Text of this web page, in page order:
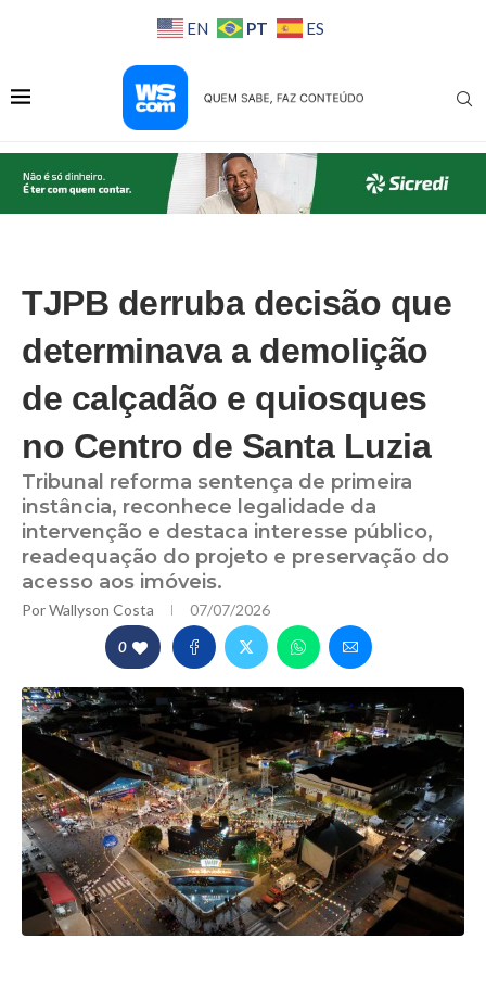
EN PT ES
TJPB derruba decisão que
determinava a demolição
de calçadão e quiosques
no Centro de Santa Luzia
Tribunal reforma sentença de primeira
instância, reconhece legalidade da
intervenção e destaca interesse público,
readequação do projeto e preservação do
acesso aos imóveis.
PorWallyson Costa 07/07/2026
0